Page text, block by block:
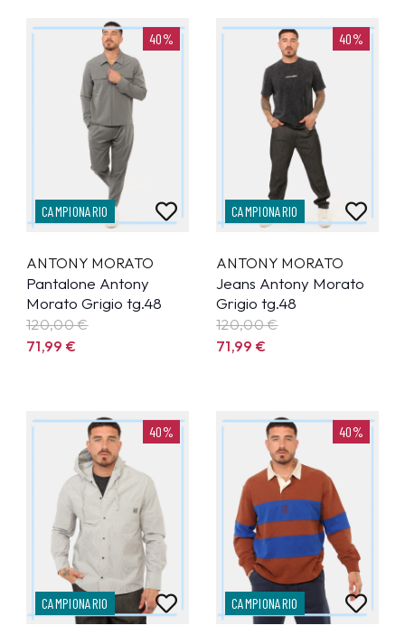
40%
CAMPIONARIO
ANTONY MORATO
Pantalone Antony
Morato Grigio tg.48
120,00 €
71,99€
40%
CAMPIONARIO
ANTONY MORATO
Jeans Antony Morato
Grigio tg.48
120,00 €
71,99€
40%
CAMPIONARIO
40%
CAMPIONARIO